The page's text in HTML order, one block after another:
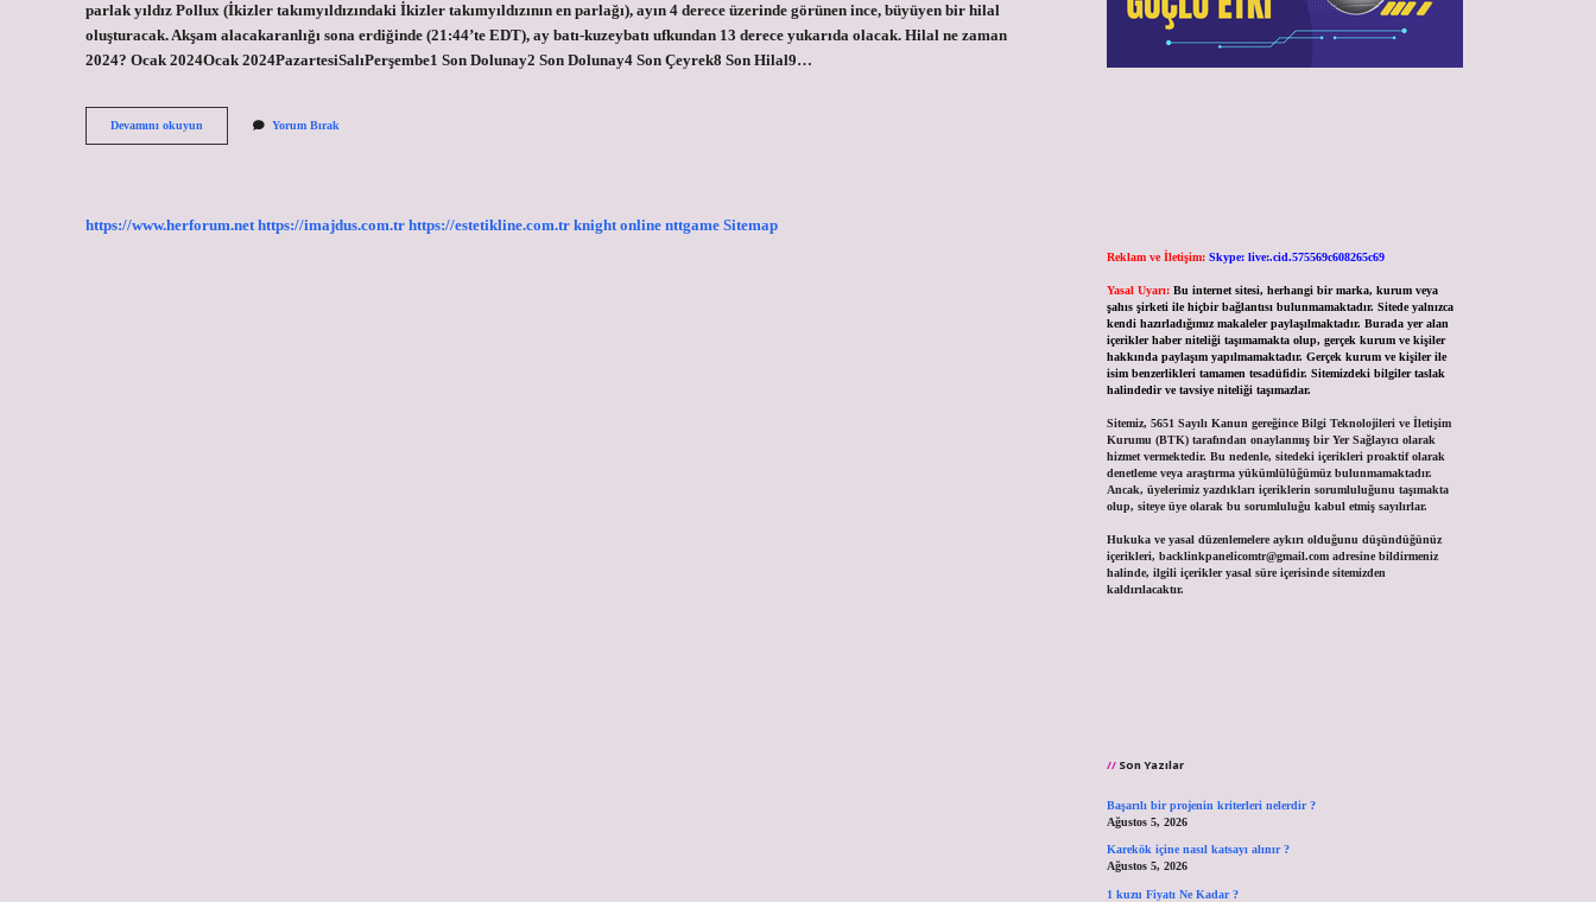
parlak yıldız Pollux (İkizler takımyıldızındaki İkizler takımyıldızının en parlağı), ayın 4 derece üzerinde görünen ince, büyüyen bir hilal
oluşturacak. Akşam alacakaranlığı sona erdiğinde (21:44’te EDT), ay batı-kuzeybatı ufkundan 13 derece yukarıda olacak. Hilal ne zaman
2024? Ocak 2024Ocak 2024PazartesiSalıPerşembe1 Son Dolunay2 Son Dolunay4 Son Çeyrek8 Son Hilal9…
Devamını okuyun
Ne
Yorum Bırak
https://www.herforum.net https://imajdus.com.tr https://estetikline.com.tr knight online nttgame Sitemap
Reklam ve İletişim: Skype: live:.cid.575569c608265c69
Yasal Uyarı: Bu internet sitesi, herhangi bir marka, kurum veya
şahıs şirketi ile hiçbir bağlantısı bulunmamaktadır. Sitede yalnızca
kendi hazırladığımız makaleler paylaşılmaktadır. Burada yer alan
içerikler haber niteliği taşımamakta olup, gerçek kurum ve kişiler
hakkında paylaşım yapılmamaktadır. Gerçek kurum ve kişiler ile
isim benzerlikleri tamamen tesadüfidir. Sitemizdeki bilgiler taslak
halindedir ve tavsiye niteliği taşımazlar.
Sitemiz, 5651 Sayılı Kanun gereğince Bilgi Teknolojileri ve İletişim
Kurumu (BTK) tarafından onaylanmış bir Yer Sağlayıcı olarak
hizmet vermektedir. Bu nedenle, sitedeki içerikleri proaktif olarak
denetleme veya araştırma yükümlülüğümüz bulunmamaktadır.
Ancak, üyelerimiz yazdıkları içeriklerin sorumluluğunu taşımakta
olup, siteye üye olarak bu sorumluluğu kabul etmiş sayılırlar.
Hukuka ve yasal düzenlemelere aykırı olduğunu düşündüğünüz
içerikleri, backlinkpanelicomtr@gmail.comadresine bildirmeniz
halinde, ilgili içerikler yasal süre içerisinde sitemizden
kaldırılacaktır.
Son Yazılar
Başarılı bir projenin kriterleri nelerdir ?
Ağustos 5, 2026
Karekök içine nasıl katsayı alınır ?
Ağustos 5, 2026
1 kuzu Fiyatı Ne Kadar ?